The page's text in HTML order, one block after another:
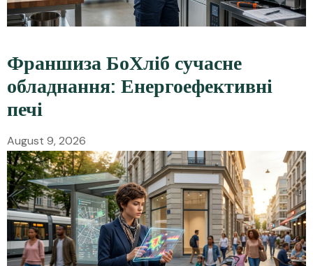
Франшиза БоХліб сучасне
обладнання: Енергоефективні
печі
August 9, 2026